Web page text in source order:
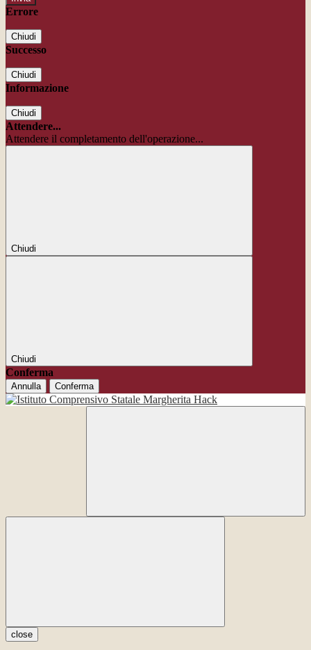
Errore
Chiudi
Successo
Chiudi
Informazione
Chiudi
Attendere...
Attendere il completamento dell'operazione...
Chiudi
Chiudi
Conferma
Annulla Conferma
close